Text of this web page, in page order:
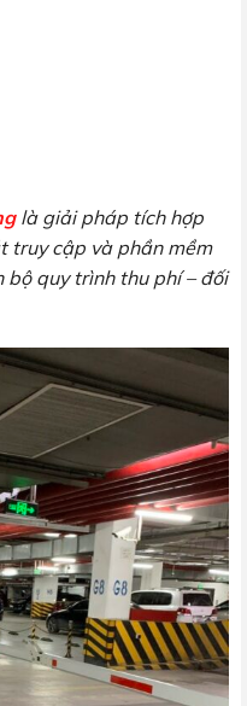
là giải pháp tích hợp
truy cập và phần mềm
quy trình thu phí – đối